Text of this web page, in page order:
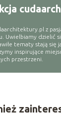
z
dzielić
tematy stają się
inspirujące
przestrzeni.